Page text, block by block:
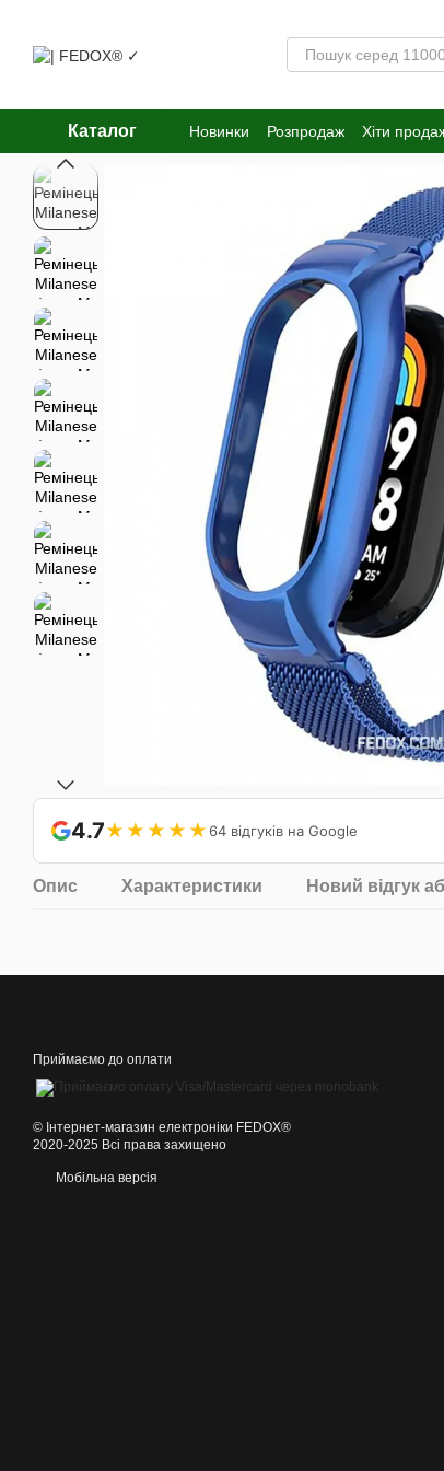
Каталог Новинки Розпродаж Хіти
4.7★★★★★64 відгуків на Google
Опис Характеристики Новий відгук
Приймаємо до оплати
©️ Інтернет-магазин електроніки FEDOX®
2020-2025 Всі права захищено
Мобільна версія